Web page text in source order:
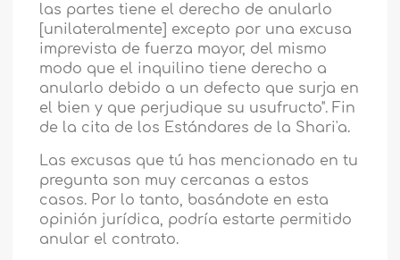
las partes tiene el derecho de anularlo
[unilateralmente] excepto por una excusa
imprevista de fuerza mayor, del mismo
modo que el inquilino tiene derecho a
anularlo debido a un defecto que surja en
el bien y que perjudique su usufructo". Fin
de la cita de los Estándares de la Shari'a.
Las excusas que tú has mencionado en tu
pregunta son muy cercanas a estos
casos. Por lo tanto, basándote en esta
opinión jurídica, podría estarte permitido
anular el contrato.